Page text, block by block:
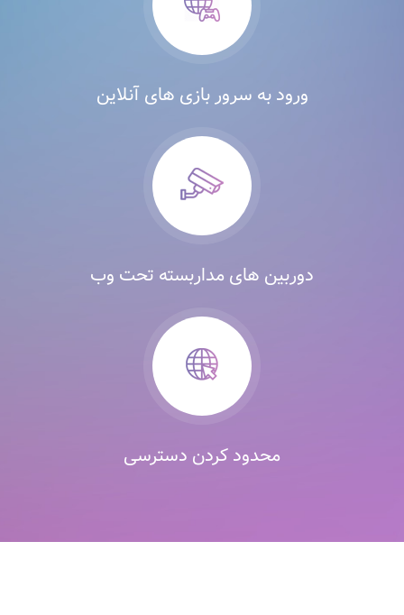
ورود به سرور بازی های آنلاین
دوربین های مداربسته تحت وب
محدود کردن دسترسی